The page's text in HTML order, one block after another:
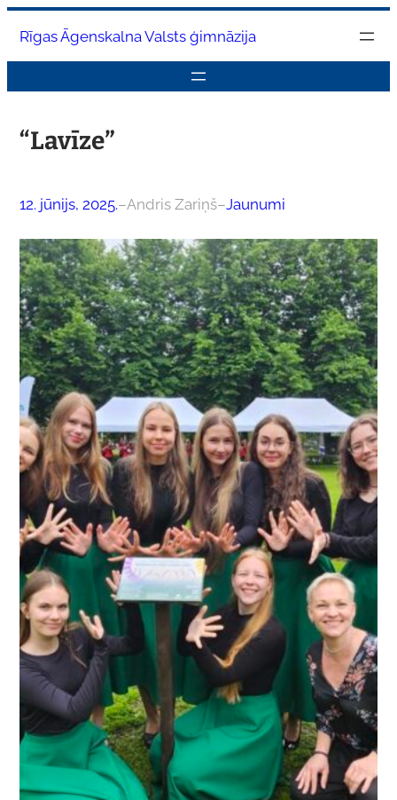
uzRīgas Āgenskalna Valsts ģimnāzija
“Lavīze”
12. jūnijs, 2025.–Andris Zariņš–Jaunumi